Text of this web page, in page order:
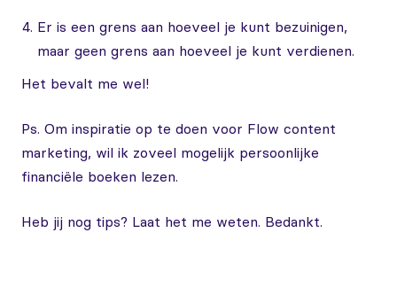
Er is een grens aan hoeveel je kunt bezuinigen,
maar geen grens aan hoeveel je kunt verdienen.
Het bevalt me wel!
Ps. Om inspiratie op te doen voor Flow content
marketing, wil ik zoveel mogelijk persoonlijke
financiële boeken lezen.
Heb jij nog tips? Laat het me weten. Bedankt.